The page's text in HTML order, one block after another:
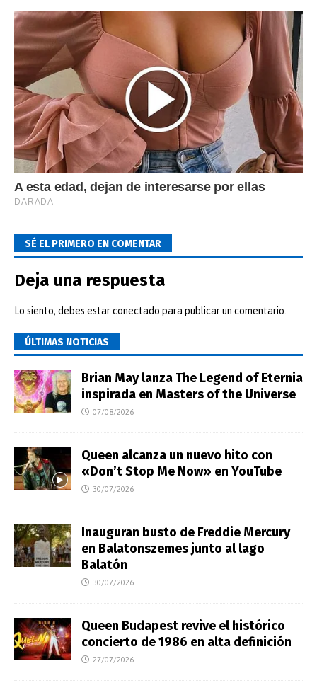
SÉ EL PRIMERO EN COMENTAR
Deja una respuesta
Lo siento, debes estarconectado para publicar un comentario.
ÚLTIMAS NOTICIAS
Brian May lanza The Legend of Eternia
inspirada en Masters of the Universe
07/08/2026
Queen alcanza un nuevo hito con
«Don’t Stop Me Now» en YouTube
30/07/2026
Inauguran busto de Freddie Mercury
en Balatonszemes junto al lago
Balatón
30/07/2026
Queen Budapest revive el histórico
concierto de 1986 en alta definición
27/07/2026